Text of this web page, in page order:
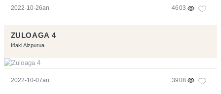
2022-10-26an 4603
ZULOAGA 4
Iñaki Aizpurua
2022-10-07an 3908